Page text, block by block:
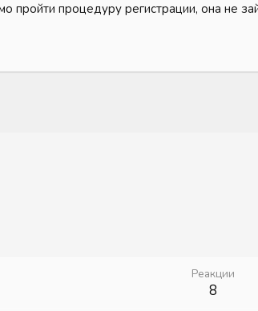
процедуру регистрации, она не
Реакции
8